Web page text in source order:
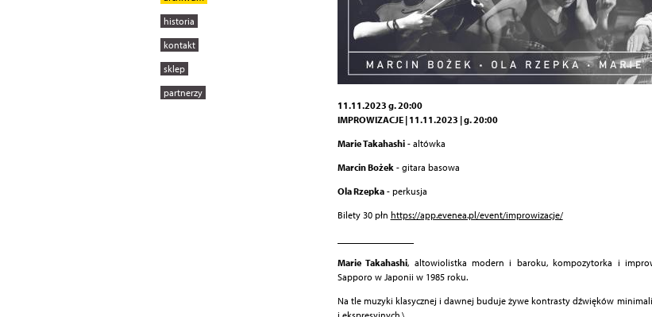
historia
kontakt
sklep
partnerzy
11.11.2023 g. 20:00
IMPROWIZACJE | 11.11.2023 | g. 20:00
Marie Takahashi- altówka
Marcin Bożek- gitara basowa
Ola Rzepka- perkusja
Bilety 30 płn https://app.evenea.pl/event/improwizacje/
Marie Takahashi, altowiolistka modern i baroku, kompozytorka i
Sapporo w Japonii w 1985 roku.
Na tle muzyki klasycznej i dawnej buduje żywe kontrasty dźwięków